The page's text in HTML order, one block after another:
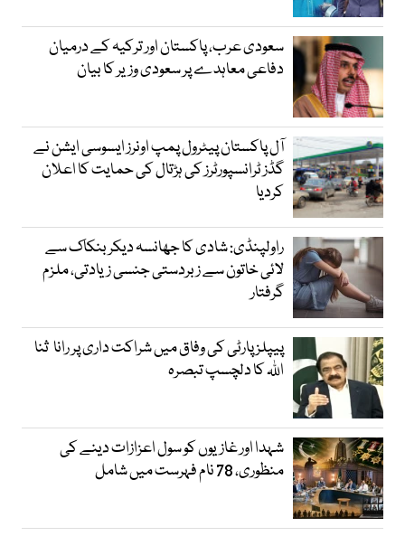
سعودی عرب، پاکستان اور ترکیہ کے درمیان
دفاعی معاہدے پر سعودی وزیر کا بیان
آل پاکستان پیٹرول پمپ اونرز ایسوسی ایشن نے
گڈز ٹرانسپورٹرز کی ہڑتال کی حمایت کا اعلان
کردیا
راولپنڈی: شادی کا جھانسہ دیکر بنکاک سے
لائی خاتون سے زبردستی جنسی زیادتی، ملزم
گرفتار
پیپلز پارٹی کی وفاق میں شراکت داری پر رانا ثنا
اللہ کا دلچسپ تبصرہ
شہدا اور غازیوں کو سول اعزازات دینے کی
منظوری، 78 نام فہرست میں شامل